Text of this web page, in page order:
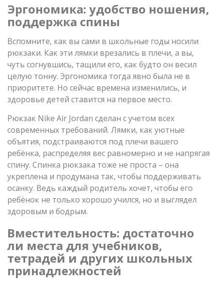
Эргономика: удобство ношения,
поддержка спины
Вспомните, как вы сами в школьные годы носили
рюкзаки. Как эти лямки врезались в плечи, а вы,
чуть согнувшись, тащили его, как будто он весил
целую тонну. Эргономика тогда явно была не в
приоритете. Но сейчас времена изменились, и
здоровье детей ставится на первое место.
Рюкзак Nike Air Jordan сделан с учетом всех
современных требований. Лямки, как уютные
объятия, подстраиваются под плечи вашего
ребёнка, распределяя вес равномерно и не напрягая
спину. Спинка рюкзака тоже не проста – она
укреплена и продумана так, чтобы поддерживать
осанку. Ведь каждый родитель хочет, чтобы его
ребёнок не только хорошо учился, но и выглядел
здоровым и бодрым.
Вместительность: достаточно
ли места для учебников,
тетрадей и других школьных
принадлежностей